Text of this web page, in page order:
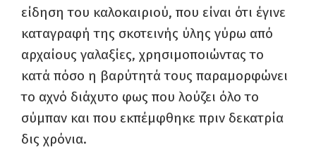
είδηση του καλοκαιριού, που είναι ότι έγινε
καταγραφή της σκοτεινής ύλης γύρω από
αρχαίους γαλαξίες, χρησιμοποιώντας το
κατά πόσο η βαρύτητά τους παραμορφώνει
το αχνό διάχυτο φως που λούζει όλο το
σύμπαν και που εκπέμφθηκε πριν δεκατρία
δις χρόνια.